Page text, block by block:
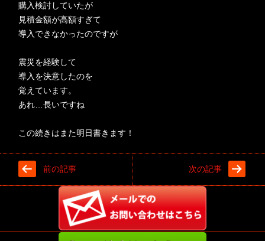
購入検討していたが
見積金額が高額すぎて
導入できなかったのですが
震災を経験して
導入を決意したのを
覚えています。
あれ…長いですね
この続きはまた明日書きます！
前の記事 次の記事